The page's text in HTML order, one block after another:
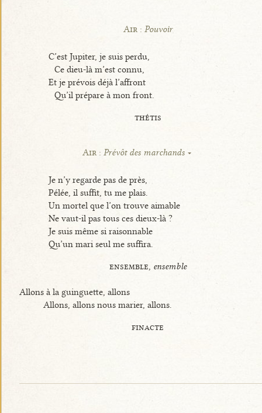
Air : Pouvoir
C’est Jupiter, je suis perdu,
Ce dieu-là m’est connu,
Et je prévois déjà l’affront
Qu’il prépare à mon front.
thétis
Air : Prévôt des marchands
Je n’y regarde pas de près,
Pélée, il suffit, tu me plais.
Un mortel que l’on trouve aimable
Ne vaut-il pas tous ces dieux-là ?
Je suis même si raisonnable
Qu’un mari seul me suffira.
ensemble, ensemble
Allons à la guinguette, allons
Allons, allons nous marier, allons.
finacte